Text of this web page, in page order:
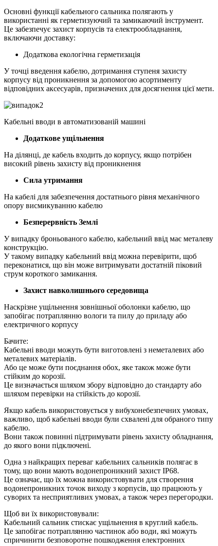
Основні функції кабельного сальника полягають у
використанні як герметизуючий та замикаючий інструмент.
Це забезпечує захист корпусів та електрообладнання,
включаючи доставку:
Додаткова екологічна герметизація
У точці введення кабелю, дотримання ступеня захисту
корпусу від проникнення за допомогою асортименту
відповідних аксесуарів, призначених для досягнення цієї мети.
Кабельні вводи в автоматизованій машині
Додаткове ущільнення
На ділянці, де кабель входить до корпусу, якщо потрібен
високий рівень захисту від проникнення
Сила утримання
На кабелі для забезпечення достатнього рівня механічного
опору висмикуванню кабелю
Безперервність Землі
У випадку броньованого кабелю, кабельний ввід має металеву
конструкцію.
У такому випадку кабельний ввід можна перевірити, щоб
переконатися, що він може витримувати достатній піковий
струм короткого замикання.
Захист навколишнього середовища
Наскрізне ущільнення зовнішньої оболонки кабелю, що
запобігає потраплянню вологи та пилу до приладу або
електричного корпусу
Бачите:
Кабельні вводи можуть бути виготовлені з неметалевих або
металевих матеріалів.
Або це може бути поєднання обох, яке також може бути
стійким до корозії.
Це визначається шляхом збору відповідно до стандарту або
шляхом перевірки на стійкість до корозії.
Якщо кабель використовується у вибухонебезпечних умовах,
важливо, щоб кабельні вводи були схвалені для обраного типу
кабелю.
Вони також повинні підтримувати рівень захисту обладнання,
до якого вони підключені.
Одна з найкращих переваг кабельних сальників полягає в
тому, що вони мають водонепроникний захист IP68.
Це означає, що їх можна використовувати для створення
водонепроникних точок виходу з корпусів, що працюють у
суворих та несприятливих умовах, а також через перегородки.
Щоб ви їх використовували:
Кабельний сальник стискає ущільнення в круглий кабель.
Це запобігає потраплянню частинок або води, які можуть
спричинити безповоротне пошкодження електронних